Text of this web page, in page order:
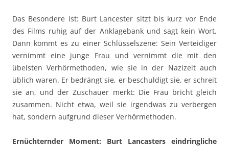
Das Besondere ist: Burt Lancester sitzt bis kurz vor Ende
des Films ruhig auf der Anklagebank und sagt kein Wort.
Dann kommt es zu einer Schlüsselszene: Sein Verteidiger
vernimmt eine junge Frau und vernimmt die mit den
übelsten Verhörmethoden, wie sie in der Nazizeit auch
üblich waren. Er bedrängt sie, er beschuldigt sie, er schreit
sie an, und der Zuschauer merkt: Die Frau bricht gleich
zusammen. Nicht etwa, weil sie irgendwas zu verbergen
hat, sondern aufgrund dieser Verhörmethoden.
Ernüchternder Moment: Burt Lancasters eindringliche